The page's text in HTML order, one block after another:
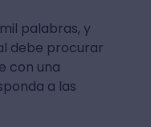
palabras, y
debe procurar
con una
a las